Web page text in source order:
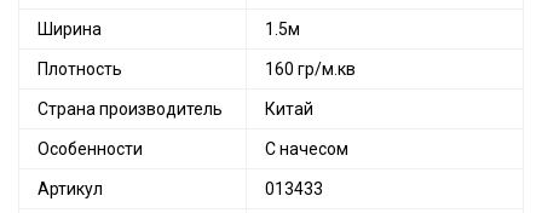
Ширина 1.5м
Плотность 160 гр/м.кв
Страна производитель Китай
Особенности С начесом
Артикул 013433